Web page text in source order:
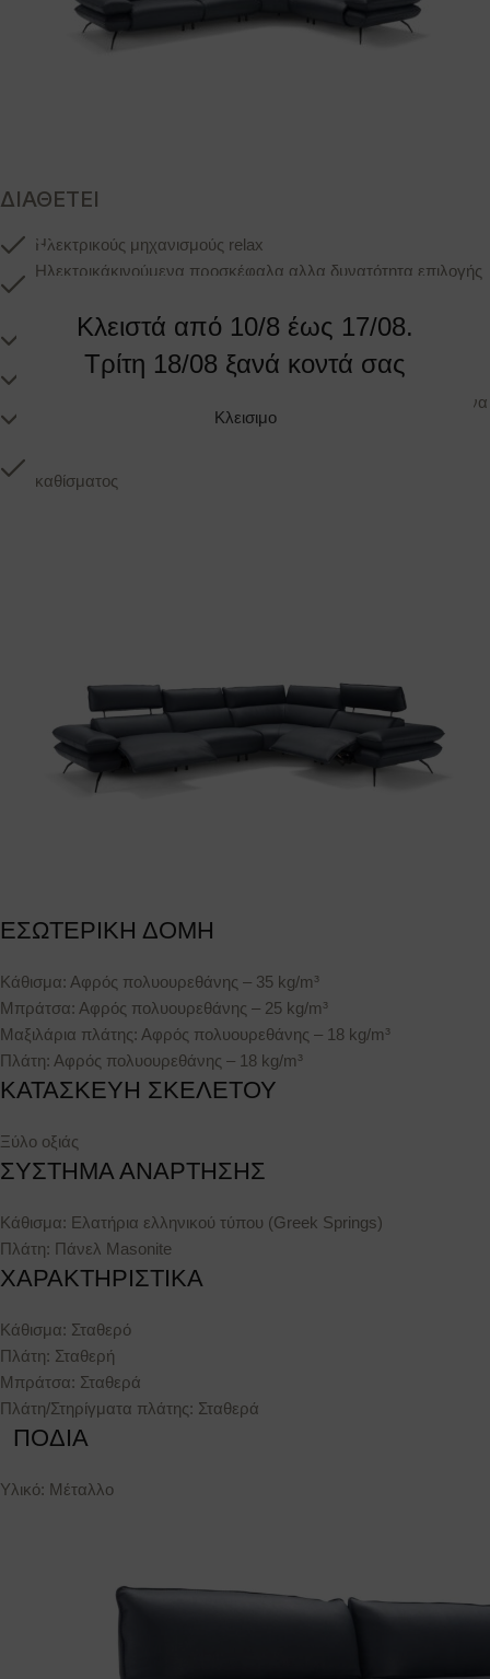
Κλειστά από 10/8 έως 17/08.
Τρίτη 18/08 ξανά κοντά σας
Κλεισιμο
ΔΙΑΘΕΤΕΙ
Ηλεκτρικούς μηχανισμούς relax
Ηλεκτρικάκινούμενα προσκέφαλα αλλα δυνατότητα επιλογής
Αδιάβροχο και αλέκιαστο ύφασμα σε μεγάλη ποικιλία
Δέρμα Α ποιότητας
Μαξιλάρια από αφρόπολυορεθάνης στηριζόμενα σε ατσάλινα
καθίσματος
ΕΣΩΤΕΡΙΚΗ ΔΟΜΗ
Κάθισμα: Αφρός πολυουρεθάνης – 35 kg/m³
Μπράτσα: Αφρός πολυουρεθάνης – 25 kg/m³
Μαξιλάρια πλάτης: Αφρός πολυουρεθάνης – 18 kg/m³
Πλάτη: Αφρός πολυουρεθάνης – 18 kg/m³
ΚΑΤΑΣΚΕΥΗ ΣΚΕΛΕΤΟΥ
Ξύλο οξιάς
ΣΥΣΤΗΜΑ ΑΝΑΡΤΗΣΗΣ
Κάθισμα: Ελατήρια ελληνικού τύπου (Greek Springs)
Πλάτη: Πάνελ Masonite
ΧΑΡΑΚΤΗΡΙΣΤΙΚΑ
Κάθισμα: Σταθερό
Πλάτη: Σταθερή
Μπράτσα: Σταθερά
Πλάτη/Στηρίγματα πλάτης: Σταθερά
ΠΟΔΙΑ
Υλικό: Μέταλλο